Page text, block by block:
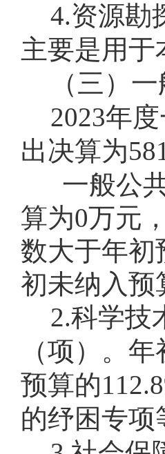
4.资源勘
主要是用
（三）
2023年
出决算为
一般公
算为0万元
数大于年初
初未纳入预
2.科学技
（项）。
预算的
的纾困专项